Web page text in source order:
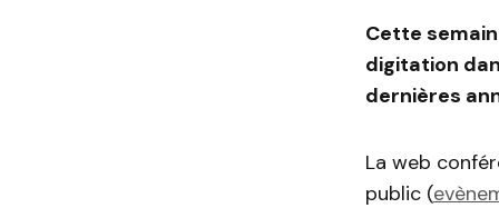
Cette
digitation
dernières
La web
public (